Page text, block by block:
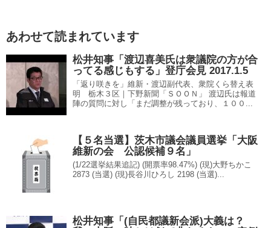
あわせて読まれています
松井知事「渡辺喜美氏は衆議院の方が合
ってる感じもする」登庁会見 2017.1.5
「返り咲きを」維新・渡辺副代表、衆院くら替え表
明 栃木３区｜下野新聞「ＳＯＯＮ」 渡辺氏は報道
陣の質問に対し「まだ調整が残っており、１００...
【５名当選】茨木市議会議員選挙「大阪
維新の会 公認候補９名」
(1/22選挙結果追記) (開票率98.47%) (現)大野ちかこ
2873 (当選) (現)長谷川ひろし 2198 (当選)...
松井知事「(自民都議新会派)大義は？